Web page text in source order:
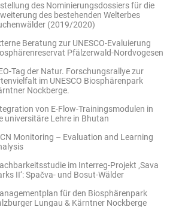
des Nominierungsdossiers für die
des bestehenden Welterbes
(2019/2020)
Beratung zur UNESCO-Evaluierung
Pfälzerwald-Nordvogesen
Tag der Natur. Forschungsrallye zur
im UNESCO Biosphärenpark
Nockberge.
von E-Flow-Trainingsmodulen in
universitäre Lehre in Bhutan
Monitoring – Evaluation and Learning
im Interreg-Projekt ‚Sava
II‘: Spačva- und Bosut-Wälder
für den Biosphärenpark
Lungau & Kärntner Nockberge